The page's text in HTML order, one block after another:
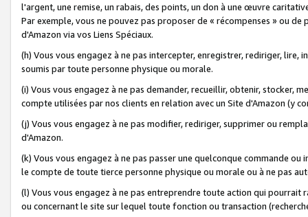
l'argent, une remise, un rabais, des points, un don à une œuvre
Par exemple, vous ne pouvez pas proposer de « récompenses » ou
d'Amazon via vos Liens Spéciaux.
(h) Vous vous engagez à ne pas intercepter, enregistrer, rediriger,
soumis par toute personne physique ou morale.
(i) Vous vous engagez à ne pas demander, recueillir, obtenir, stocker,
compte utilisées par nos clients en relation avec un Site d'Amazon (y
(j) Vous vous engagez à ne pas modifier, rediriger, supprimer ou
d'Amazon.
(k) Vous vous engagez à ne pas passer une quelconque commande
le compte de toute tierce personne physique ou morale ou à ne pas
(l) Vous vous engagez à ne pas entreprendre toute action qui
ou concernant le site sur lequel toute fonction ou transaction